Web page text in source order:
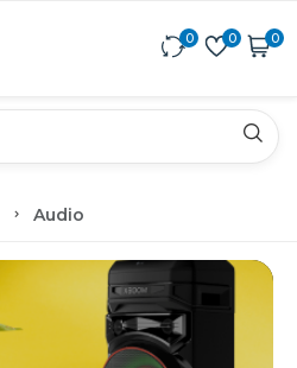
0 0 0
Audio